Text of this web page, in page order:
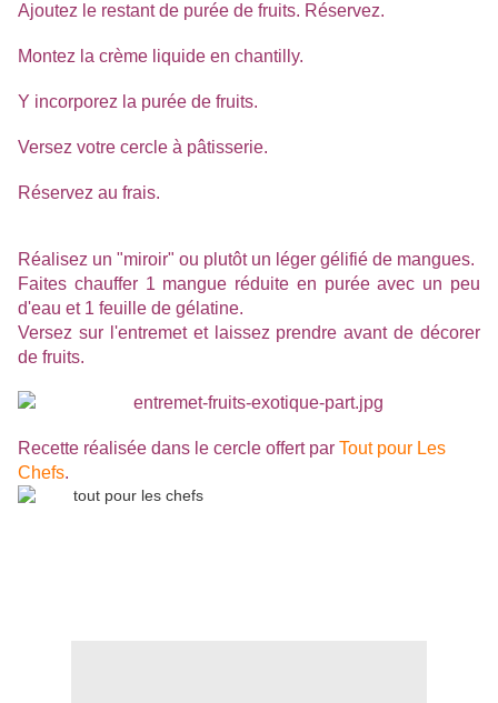
Ajoutez le restant de purée de fruits. Réservez.
Montez la crème liquide en chantilly.
Y incorporez la purée de fruits.
Versez votre cercle à pâtisserie.
Réservez au frais.
Réalisez un "miroir" ou plutôt un léger gélifié de mangues.
Faites chauffer 1 mangue réduite en purée avec un peu
d'eau et 1 feuille de gélatine.
Versez sur l'entremet et laissez prendre avant de décorer
de fruits.
Recette réalisée dans le cercle offert par Tout pour Les
Chefs.